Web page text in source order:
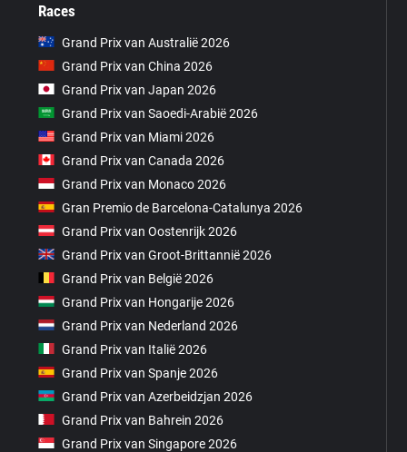
Races
Grand Prix van Australië 2026
Grand Prix van China 2026
Grand Prix van Japan 2026
Grand Prix van Saoedi-Arabië 2026
Grand Prix van Miami 2026
Grand Prix van Canada 2026
Grand Prix van Monaco 2026
Gran Premio de Barcelona-Catalunya 2026
Grand Prix van Oostenrijk 2026
Grand Prix van Groot-Brittannië 2026
Grand Prix van België 2026
Grand Prix van Hongarije 2026
Grand Prix van Nederland 2026
Grand Prix van Italië 2026
Grand Prix van Spanje 2026
Grand Prix van Azerbeidzjan 2026
Grand Prix van Bahrein 2026
Grand Prix van Singapore 2026